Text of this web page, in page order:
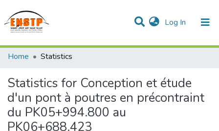
Log In (current)
DSPACE de l'École Nationale Supérieure des Travaux
Publics
Home Statistics
Statistics for Conception et étude
d'un pont à poutres en précontraint
du PK05+994.800 au
PK06+688.423